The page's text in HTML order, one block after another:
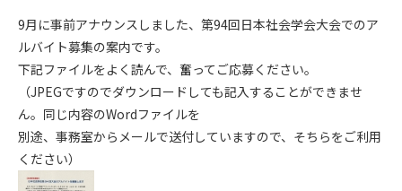
9月に事前アナウンスしました、第94回日本社会学会大会でのア
ルバイト募集の案内です。
下記ファイルをよく読んで、奮ってご応募ください。
（JPEGですのでダウンロードしても記入することができませ
ん。同じ内容のWordファイルを
別途、事務室からメールで送付していますので、そちらをご利用
ください）